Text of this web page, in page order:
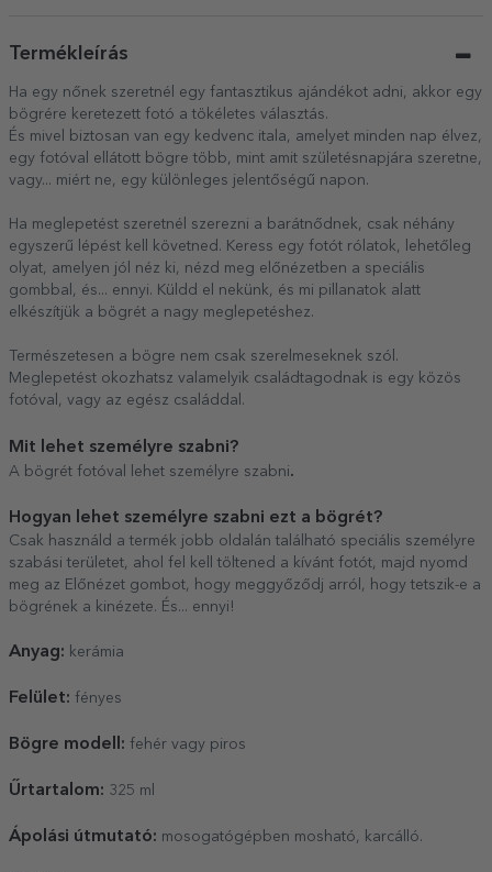
Termékleírás
Ha egy nőnek szeretnél egy fantasztikus ajándékot adni, akkor egy
bögrére keretezett fotó a tökéletes választás.
És mivel biztosan van egy kedvenc itala, amelyet minden nap élvez,
egy fotóval ellátott bögre több, mint amit születésnapjára szeretne,
vagy... miért ne, egy különleges jelentőségű napon.
Ha meglepetést szeretnél szerezni a barátnődnek, csak néhány
egyszerű lépést kell követned. Keress egy fotót rólatok, lehetőleg
olyat, amelyen jól néz ki, nézd meg előnézetben a speciális
gombbal, és... ennyi. Küldd el nekünk, és mi pillanatok alatt
elkészítjük a bögrét a nagy meglepetéshez.
Természetesen a bögre nem csak szerelmeseknek szól.
Meglepetést okozhatsz valamelyik családtagodnak is egy közös
fotóval, vagy az egész családdal.
Mit lehet személyre szabni?
A bögrét fotóval lehet személyre szabni.
Hogyan lehet személyre szabni ezt a bögrét?
Csak használd a termék jobb oldalán található speciális személyre
szabási területet, ahol fel kell töltened a kívánt fotót, majd nyomd
meg az Előnézet gombot, hogy meggyőződj arról, hogy tetszik-e a
bögrének a kinézete. És... ennyi!
Anyag: kerámia
Felület: fényes
Bögre modell: fehér vagy piros
Űrtartalom: 325 ml
Ápolási útmutató: mosogatógépben mosható, karcálló.